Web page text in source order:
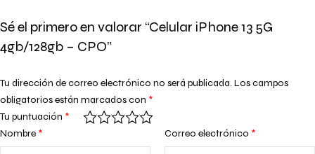
Sé el primero en valorar “Celular iPhone 13 5G
4gb/128gb – CPO”
Tu dirección de correo electrónico no será publicada. Los campos
obligatorios están marcados con *
Tu puntuación *
Nombre * Correo electrónico *